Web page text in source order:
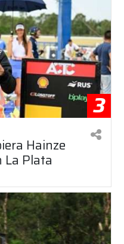
3
Hainze
La Plata